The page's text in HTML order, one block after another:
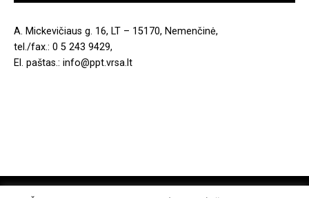
A. Mickevičiaus g. 16, LT – 15170, Nemenčinė,
tel./fax.: 0 5 243 9429,
El. paštas.: info@ppt.vrsa.lt